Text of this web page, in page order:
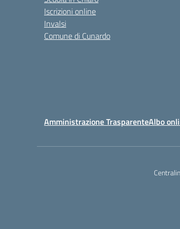
Iscrizioni online
Invalsi
Comune di Cunardo
Amministrazione TrasparenteAlbo